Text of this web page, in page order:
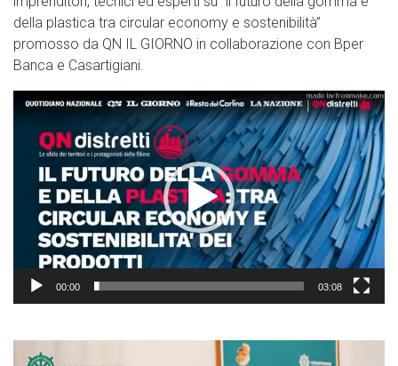
della plastica tra circular economy e sostenibilità”
promosso da QN IL GIORNO in collaborazione con Bper
Banca e Casartigiani.
Video
00:00 03:08